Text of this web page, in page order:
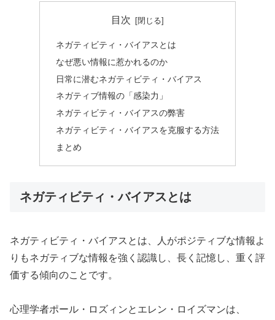
目次
ネガティビティ・バイアスとは
なぜ悪い情報に惹かれるのか
日常に潜むネガティビティ・バイアス
ネガティブ情報の「感染力」
ネガティビティ・バイアスの弊害
ネガティビティ・バイアスを克服する方法
まとめ
ネガティビティ・バイアスとは
ネガティビティ・バイアスとは、人がポジティブな情報よ
りもネガティブな情報を強く認識し、長く記憶し、重く評
価する傾向のことです。
心理学者ポール・ロズィンとエレン・ロイズマンは、